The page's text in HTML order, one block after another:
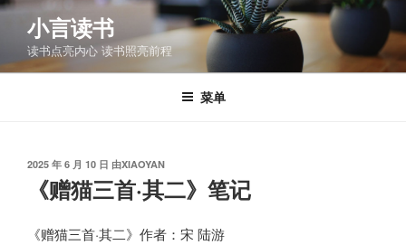
跳
容
小言读书
读书点亮内心 读书照亮前程
菜单
发
2025 年 6 月 10 日 由XIAOYAN
《赠猫三首·其二》笔记
《赠猫三首·其二》作者：宋 陆游